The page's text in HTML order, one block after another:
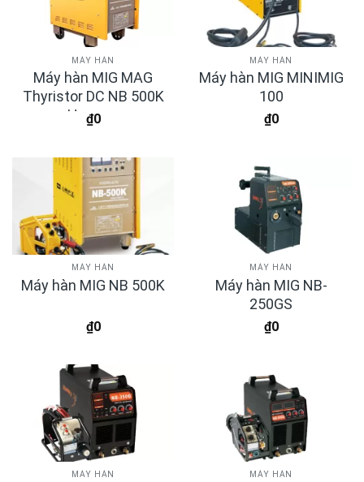
MÁY HÀN
Máy hàn MIG MAG
Thyristor DC NB 500K
Hugong
₫0
MÁY HÀN
Máy hàn MIG MINIMIG
100
₫0
MÁY HÀN
Máy hàn MIG NB 500K
₫0
MÁY HÀN
Máy hàn MIG NB-
250GS
₫0
MÁY HÀN MÁY HÀN